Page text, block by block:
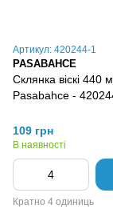
Артикул: 420244-1
PASABAHCE
Склянка віскі 440
Pasabahce -
109 грн
В наявності
Кратно 4 одиниць